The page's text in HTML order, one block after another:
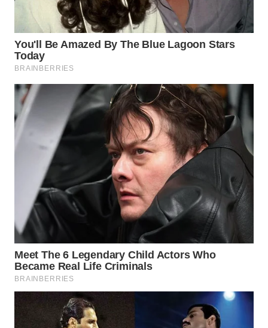
DAIRI
WN
DANAU
WN
LANGKAT
WN
TAPANULI
SELATAN
WN
TANJUNG
LESUNG